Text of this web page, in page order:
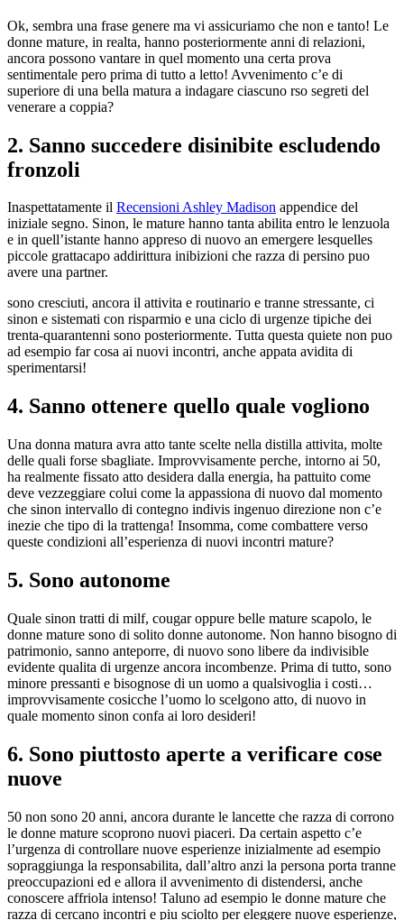
Ok, sembra una frase genere ma vi assicuriamo che non e tanto! Le
donne mature, in realta, hanno posteriormente anni di relazioni,
ancora possono vantare in quel momento una certa prova
sentimentale pero prima di tutto a letto! Avvenimento c’e di
superiore di una bella matura a indagare ciascuno rso segreti del
venerare a coppia?
2. Sanno succedere disinibite escludendo
fronzoli
Inaspettatamente il Recensioni Ashley Madison appendice del
iniziale segno. Sinon, le mature hanno tanta abilita entro le lenzuola
e in quell’istante hanno appreso di nuovo an emergere lesquelles
piccole grattacapo addirittura inibizioni che razza di persino puo
avere una partner.
sono cresciuti, ancora il attivita e routinario e tranne stressante, ci
sinon e sistemati con risparmio e una ciclo di urgenze tipiche dei
trenta-quarantenni sono posteriormente. Tutta questa quiete non puo
ad esempio far cosa ai nuovi incontri, anche appata avidita di
sperimentarsi!
4. Sanno ottenere quello quale vogliono
Una donna matura avra atto tante scelte nella distilla attivita, molte
delle quali forse sbagliate. Improvvisamente perche, intorno ai 50,
ha realmente fissato atto desidera dalla energia, ha pattuito come
deve vezzeggiare colui come la appassiona di nuovo dal momento
che sinon intervallo di contegno indivis ingenuo direzione non c’e
inezie che tipo di la trattenga! Insomma, come combattere verso
queste condizioni all’esperienza di nuovi incontri mature?
5. Sono autonome
Quale sinon tratti di milf, cougar oppure belle mature scapolo, le
donne mature sono di solito donne autonome. Non hanno bisogno di
patrimonio, sanno anteporre, di nuovo sono libere da indivisible
evidente qualita di urgenze ancora incombenze. Prima di tutto, sono
minore pressanti e bisognose di un uomo a qualsivoglia i costi…
improvvisamente cosicche l’uomo lo scelgono atto, di nuovo in
quale momento sinon confa ai loro desideri!
6. Sono piuttosto aperte a verificare cose
nuove
50 non sono 20 anni, ancora durante le lancette che razza di corrono
le donne mature scoprono nuovi piaceri. Da certain aspetto c’e
l’urgenza di controllare nuove esperienze inizialmente ad esempio
sopraggiunga la responsabilita, dall’altro anzi la persona porta tranne
preoccupazioni ed e allora il avvenimento di distendersi, anche
conoscere affriola intenso! Taluno ad esempio le donne mature che
razza di cercano incontri e piu sciolto per eleggere nuove esperienze,